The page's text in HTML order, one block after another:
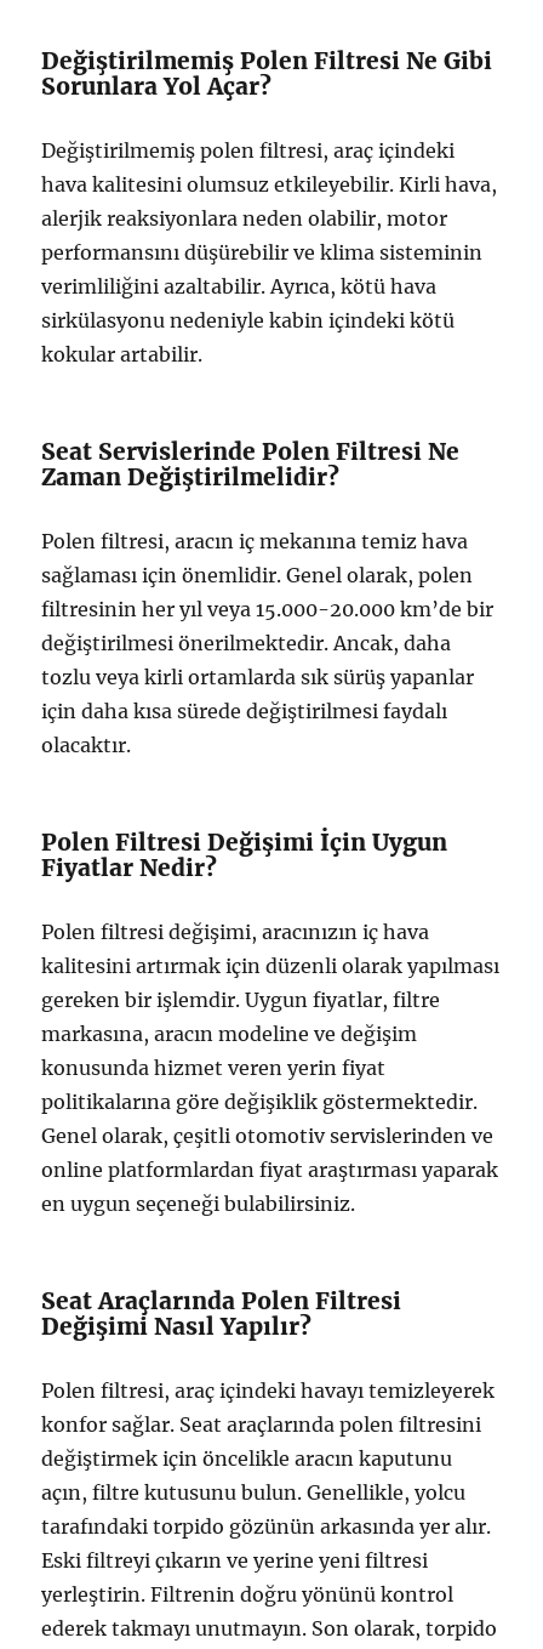
Değiştirilmemiş Polen Filtresi Ne Gibi
Sorunlara Yol Açar?
Değiştirilmemiş polen filtresi, araç içindeki
hava kalitesini olumsuz etkileyebilir. Kirli hava,
alerjik reaksiyonlara neden olabilir, motor
performansını düşürebilir ve klima sisteminin
verimliliğini azaltabilir. Ayrıca, kötü hava
sirkülasyonu nedeniyle kabin içindeki kötü
kokular artabilir.
Seat Servislerinde Polen Filtresi Ne
Zaman Değiştirilmelidir?
Polen filtresi, aracın iç mekanına temiz hava
sağlaması için önemlidir. Genel olarak, polen
filtresinin her yıl veya 15.000-20.000 km’de bir
değiştirilmesi önerilmektedir. Ancak, daha
tozlu veya kirli ortamlarda sık sürüş yapanlar
için daha kısa sürede değiştirilmesi faydalı
olacaktır.
Polen Filtresi Değişimi İçin Uygun
Fiyatlar Nedir?
Polen filtresi değişimi, aracınızın iç hava
kalitesini artırmak için düzenli olarak yapılması
gereken bir işlemdir. Uygun fiyatlar, filtre
markasına, aracın modeline ve değişim
konusunda hizmet veren yerin fiyat
politikalarına göre değişiklik göstermektedir.
Genel olarak, çeşitli otomotiv servislerinden ve
online platformlardan fiyat araştırması yaparak
en uygun seçeneği bulabilirsiniz.
Seat Araçlarında Polen Filtresi
Değişimi Nasıl Yapılır?
Polen filtresi, araç içindeki havayı temizleyerek
konfor sağlar. Seat araçlarında polen filtresini
değiştirmek için öncelikle aracın kaputunu
açın, filtre kutusunu bulun. Genellikle, yolcu
tarafındaki torpido gözünün arkasında yer alır.
Eski filtreyi çıkarın ve yerine yeni filtresi
yerleştirin. Filtrenin doğru yönünü kontrol
ederek takmayı unutmayın. Son olarak, torpido